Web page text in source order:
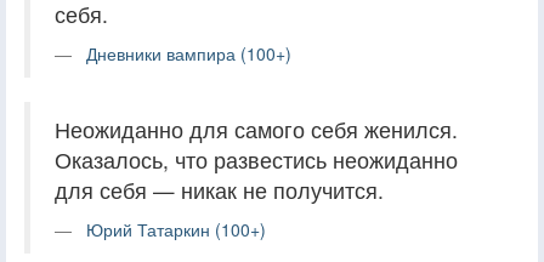
себя.
Дневники вампира (100+)
Неожиданно для самого себя женился.
Оказалось, что развестись неожиданно
для себя — никак не получится.
Юрий Татаркин (100+)